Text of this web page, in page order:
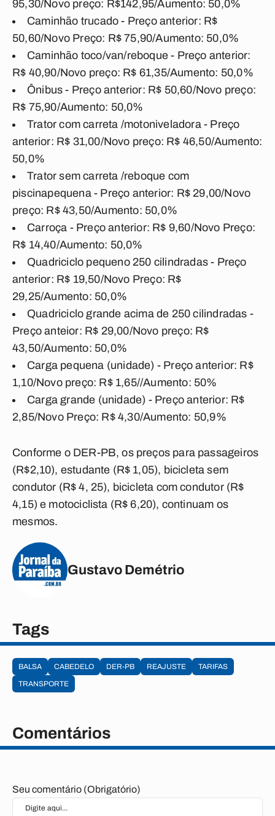
95,30/Novo preço: R$142,95/Aumento: 50,0%
Caminhão trucado - Preço anterior: R$
50,60/Novo Preço: R$ 75,90/Aumento: 50,0%
Caminhão toco/van/reboque - Preço anterior:
R$ 40,90/Novo preço: R$ 61,35/Aumento: 50,0%
Ônibus - Preço anterior: R$ 50,60/Novo preço:
R$ 75,90/Aumento: 50,0%
Trator com carreta /motoniveladora - Preço
anterior: R$ 31,00/Novo preço: R$ 46,50/Aumento:
50,0%
Trator sem carreta /reboque com
piscinapequena - Preço anterior: R$ 29,00/Novo
preço: R$ 43,50/Aumento: 50,0%
Carroça - Preço anterior: R$ 9,60/Novo Preço:
R$ 14,40/Aumento: 50,0%
Quadriciclo pequeno 250 cilindradas - Preço
anterior: R$ 19,50/Novo Preço: R$
29,25/Aumento: 50,0%
Quadriciclo grande acima de 250 cilindradas -
Preço anteior: R$ 29,00/Novo preço: R$
43,50/Aumento: 50,0%
Carga pequena (unidade) - Preço anterior: R$
1,10/Novo preço: R$ 1,65//Aumento: 50%
Carga grande (unidade) - Preço anterior: R$
2,85/Novo Preço: R$ 4,30/Aumento: 50,9%
Conforme o DER-PB, os preços para passageiros
(R$2,10), estudante (R$ 1,05), bicicleta sem
condutor (R$ 4, 25), bicicleta com condutor (R$
4,15) e motociclista (R$ 6,20), continuam os
mesmos.
Gustavo Demétrio
Tags
BALSA CABEDELO DER-PB REAJUSTE
TARIFAS
TRANSPORTE
Comentários
Seu comentário (Obrigatório)